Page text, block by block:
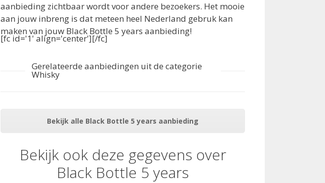
aanbieding zichtbaar wordt voor andere bezoekers. Het mooie
aan jouw inbreng is dat meteen heel Nederland gebruk kan
maken van jouw Black Bottle 5 years aanbieding!
[fc id='1' align='center'][/fc]
Gerelateerde aanbiedingen uit de categorie
Whisky
Bekijk alle Black Bottle 5 years aanbieding
Bekijk ook deze gegevens over
Black Bottle 5 years